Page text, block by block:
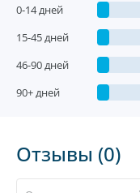
0-14 дней
15-45 дней
46-90 дней
90+ дней
Отзывы (0)